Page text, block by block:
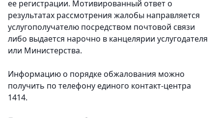
ее регистрации. Мотивированный ответ о
результатах рассмотрения жалобы направляется
услугополучателю посредством почтовой связи
либо выдается нарочно в канцелярии услугодателя
или Министерства.
Информацию о порядке обжалования можно
получить по телефону единого контакт-центра
1414.